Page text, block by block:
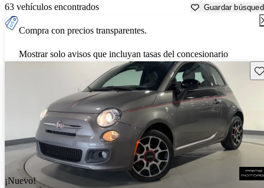
63 vehículos encontrados Guardar
Compra con precios transparentes.
Mostrar solo avisos que incluyan tasas del concesionario
¡Nuevo!